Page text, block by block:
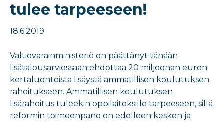
tulee tarpeeseen!
18.6.2019
Valtiovarainministeriö on päättänyt tänään
lisätalousarviossaan ehdottaa 20 miljoonan euron
kertaluontoista lisäystä ammatillisen koulutuksen
rahoitukseen. Ammatillisen koulutuksen
lisärahoitus tuleekin oppilaitoksille tarpeeseen, sillä
reformin toimeenpano on edelleen kesken ja